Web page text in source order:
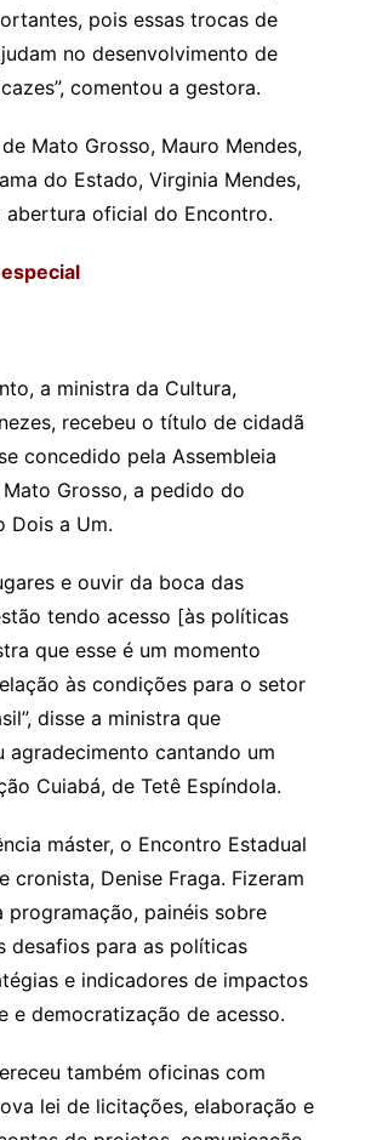
pois essas trocas de
no desenvolvimento de
comentou a gestora.
Mato Grosso, Mauro Mendes,
do Estado, Virginia Mendes,
abertura oficial do Encontro.
a ministra da Cultura,
recebeu o título de cidadã
concedido pela Assembleia
Grosso, a pedido do
Dois a Um.
e ouvir da boca das
tendo acesso [às políticas
que esse é um momento
às condições para o setor
disse a ministra que
agradecimento cantando um
Cuiabá, de Tetê Espíndola.
máster, o Encontro Estadual
cronista, Denise Fraga. Fizeram
programação, painéis sobre
desafios para as políticas
e indicadores de impactos
e democratização de acesso.
também oficinas com
lei de licitações, elaboração e